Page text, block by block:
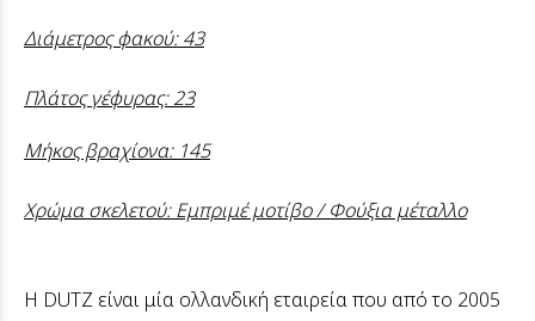
Διάμετρος φακού: 43
Πλάτος γέφυρας: 23
Μήκος βραχίονα: 145
Χρώμα σκελετού: Εμπριμέ μοτίβο / Φούξια μέταλλο
H DUTZ είναι μία ολλανδική εταιρεία που από το 2005